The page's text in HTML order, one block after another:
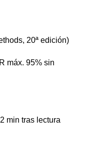
20ª edición)
máx. 95% sin
min tras lectura